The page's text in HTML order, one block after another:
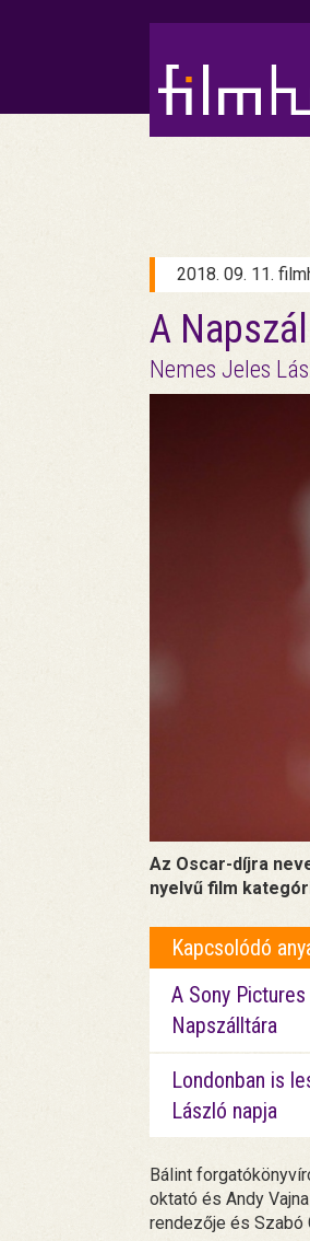
2018. 09. 11.
A
Nemes Jeles
Az Oscar-díjra
nyelvű film
Kapcsolódó
A Sony
Napszálltára
Londonban is
László napja
Bálint
oktató és Andy
rendezője és Szabó